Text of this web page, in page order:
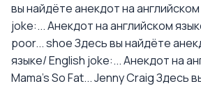
вы найдёте анекдот на
joke:...Анекдот на английском
poor... shoeЗдесь вы найдёте
языке/ English joke:...Анекдот на
Mama's So Fat... Jenny CraigЗдесь